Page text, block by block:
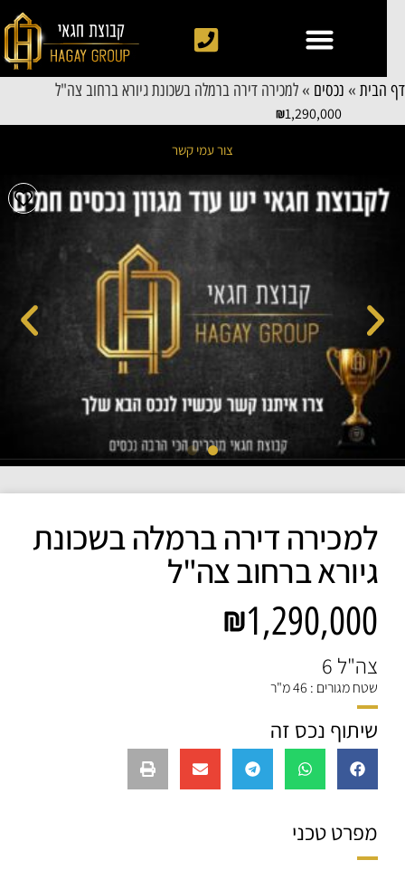
הבית»נכסים»למכירה דירה ברמלה בשכונת גיורא ברחוב צה"ל
1,290,000
צור עמי קשר
למכירה דירה ברמלה בשכונת
גיורא ברחוב צה"ל
1,290,000
צה"ל 6
שטח מגורים : 46 מ"ר
שיתוף נכס זה
מפרט טכני